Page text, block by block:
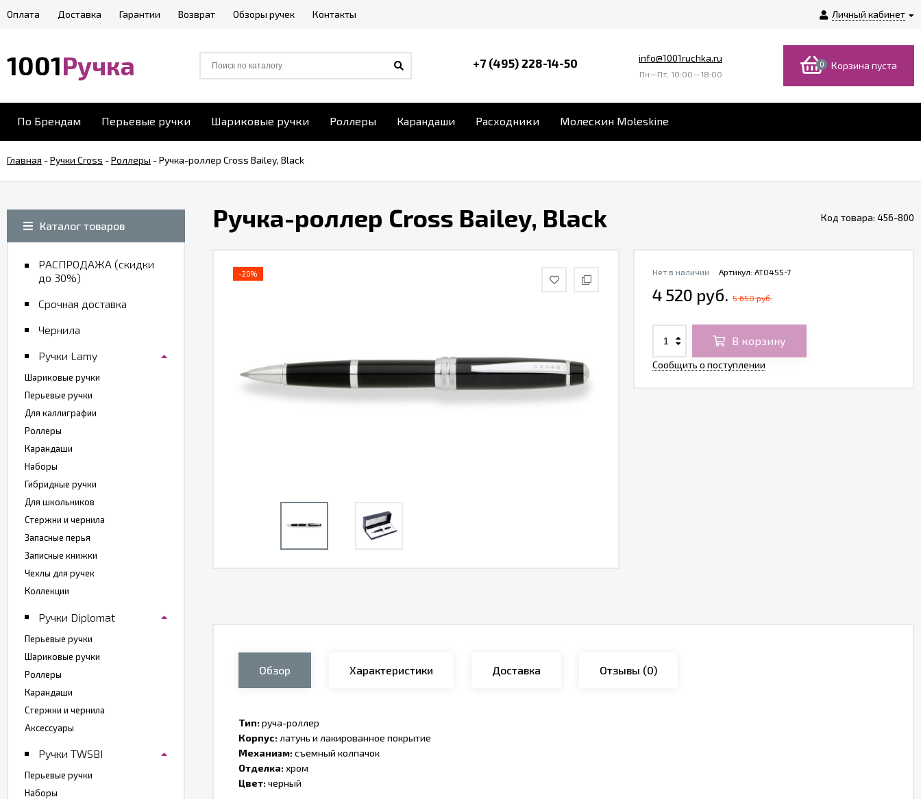
Личный кабинет
Оплата Доставка Гарантии Возврат Обзоры ручек Контакты
1001Ручка +7 (495) 228-14-50 info@1001ruchka.ru
Пн—Пт, 10:00—18:00
0 Корзина пуста
По Брендам Перьевые ручки Шариковые ручки Роллеры Карандаши Расходники Молескин Moleskine
Главная -Ручки Cross -Роллеры -Ручка-роллер Cross Bailey, Black
Ручка-роллер Cross Bailey, Black Код товара: 456-800
-20% Артикул:AT0455-7
Нет в наличии
4 520 руб. 5 650 руб.
В корзину
Сообщить о поступлении
Обзор Характеристики Доставка Отзывы (0)
Тип:руча-роллер
Корпус: латунь и лакированное покрытие
Механизм:съемный колпачок
Отделка:хром
Цвет:черный
Каталог товаров
РАСПРОДАЖА (скидки
до 30%)
Срочная доставка
Чернила
Ручки Lamy
Шариковые ручки
Перьевые ручки
Для каллиграфии
Роллеры
Карандаши
Наборы
Гибридные ручки
Для школьников
Стержни и чернила
Запасные перья
Записные книжки
Чехлы для ручек
Коллекции
Ручки Diplomat
Перьевые ручки
Шариковые ручки
Роллеры
Карандаши
Стержни и чернила
Аксессуары
Ручки TWSBI
Перьевые ручки
Наборы